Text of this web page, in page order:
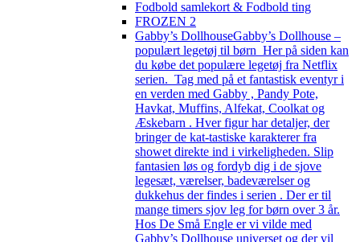
Fodbold samlekort & Fodbold ting
FROZEN 2
Gabby’s DollhouseGabby’s Dollhouse –
populært legetøj til børn Her på siden kan
du købe det populære legetøj fra Netflix
serien. Tag med på et fantastisk eventyr i
en verden med Gabby , Pandy Pote,
Havkat, Muffins, Alfekat, Coolkat og
Æskebarn . Hver figur har detaljer, der
bringer de kat-tastiske karakterer fra
showet direkte ind i virkeligheden. Slip
fantasien løs og fordyb dig i de sjove
legesæt, værelser, badeværelser og
dukkehus der findes i serien . Der er til
mange timers sjov leg for børn over 3 år.
Hos De Små Engle er vi vilde med
Gabby’s Dollhouse universet og der vil